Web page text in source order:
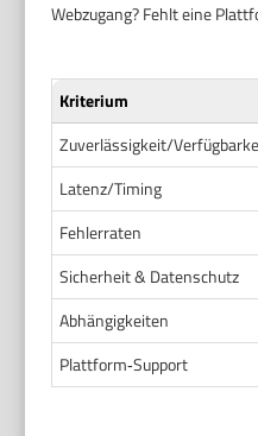
Webzugang? Fehlt eine
Kriterium
Zuverlässigkeit/
Latenz/Timing
Fehlerraten
Sicherheit & Datenschutz
Abhängigkeiten
Plattform‑Support